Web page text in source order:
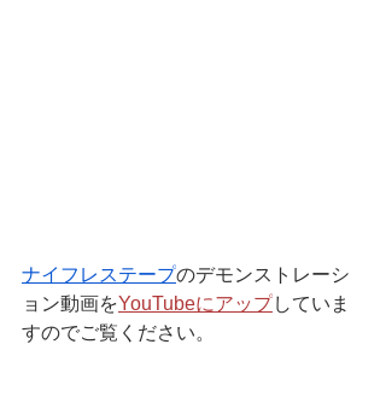
ナイフレステープのデモンストレーシ
ョン動画をYouTubeにアップしていま
すのでご覧ください。